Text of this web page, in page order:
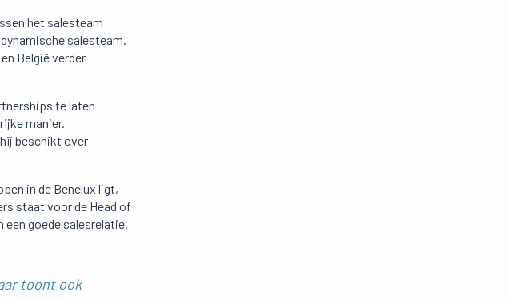
het salesteam
salesteam.
België verder
te laten
manier.
beschikt over
in de Benelux ligt,
staat voor de Head of
goede salesrelatie.
toont ook